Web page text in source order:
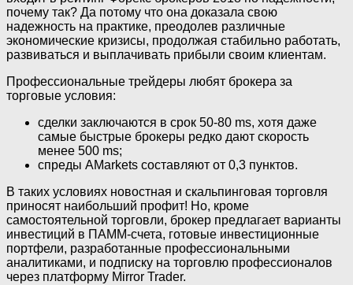
почему так? Да потому что она доказала свою
надежность на практике, преодолев различные
экономические кризисы, продолжая стабильно работать,
развиваться и выплачивать прибыли своим клиентам.
Профессиональные трейдеры любят брокера за
торговые условия:
сделки заключаются в срок 50-80 ms, хотя даже
самые быстрые брокеры редко дают скорость
менее 500 ms;
спреды AMarkets составляют от 0,3 пунктов.
В таких условиях новостная и скальпинговая торговля
приносят наибольший профит! Но, кроме
самостоятельной торговли, брокер предлагает варианты
инвестиций в ПАММ-счета, готовые инвестиционные
портфели, разработанные профессиональными
аналитиками, и подписку на торговлю профессионалов
через платформу Mirror Trader.